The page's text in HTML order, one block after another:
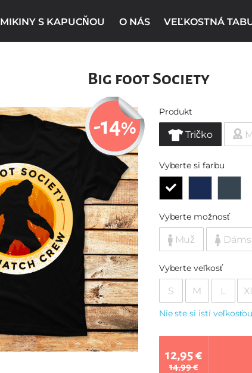
MIKINY S KAPUCŇOU O NÁS VEĽKOSTNÁ
Big foot Society
-14%
Produkt
Tričko
Vyberte si farbu
Vyberte možnosť
Muž
Vyberte veľkosť
S M L
Nie ste si istí
12,95 €
14,99 €